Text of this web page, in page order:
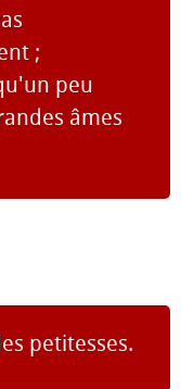
;
peu
âmes
petitesses.